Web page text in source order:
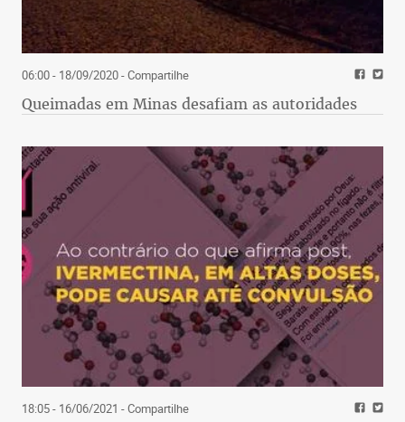
06:00 - 18/09/2020- Compartilhe
Queimadas em Minas desafiam as autoridades
18:05 - 16/06/2021 - Compartilhe